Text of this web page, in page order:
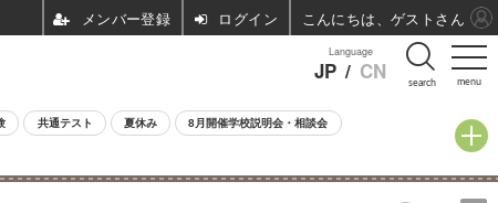
menu
Language
JP / CN search
共通テスト 夏休み 8月開催学校説明会・相談会
ログイン こんにちは、ゲストさん